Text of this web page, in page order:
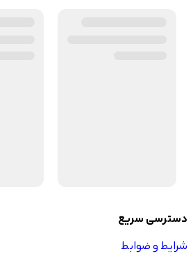
دسترسی سریع
شرایط و ضوابط